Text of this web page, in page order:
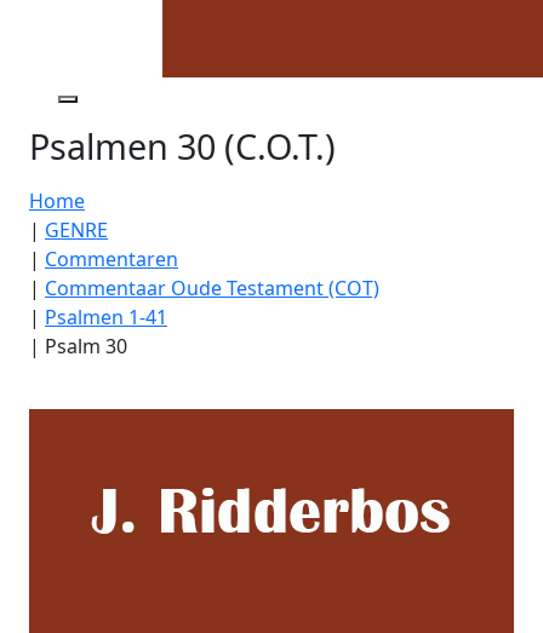
Psalmen 30 (C.O.T.)
Home
| GENRE
| Commentaren
| Commentaar Oude Testament (COT)
| Psalmen 1-41
| Psalm 30